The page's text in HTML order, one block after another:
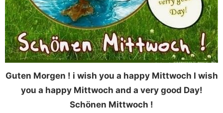
Guten Morgen ! i wish you a happy Mittwoch I wish
you a happy Mittwoch and a very good Day!
Schönen Mittwoch !